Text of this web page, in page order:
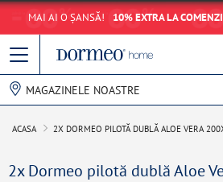
MAI AI O ȘANSĂ! 10% EXTRA LA
MAGAZINELE NOASTRE
ACASA 2X DORMEO PILOTĂ DUBLĂ ALOE VERA
2x Dormeo pilotă dublă Aloe